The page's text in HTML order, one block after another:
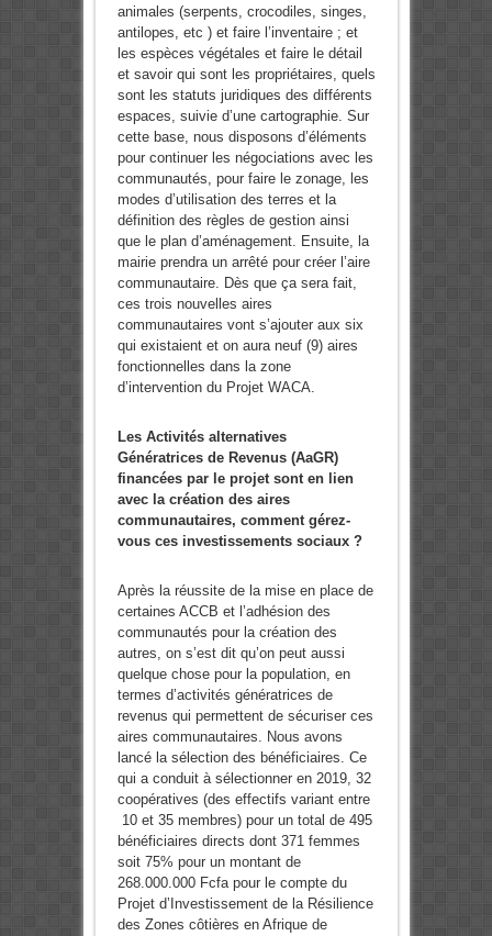
animales (serpents, crocodiles, singes,
antilopes, etc ) et faire l’inventaire ; et
les espèces végétales et faire le détail
et savoir qui sont les propriétaires, quels
sont les statuts juridiques des différents
espaces, suivie d’une cartographie. Sur
cette base, nous disposons d’éléments
pour continuer les négociations avec les
communautés, pour faire le zonage, les
modes d’utilisation des terres et la
définition des règles de gestion ainsi
que le plan d’aménagement. Ensuite, la
mairie prendra un arrêté pour créer l’aire
communautaire. Dès que ça sera fait,
ces trois nouvelles aires
communautaires vont s’ajouter aux six
qui existaient et on aura neuf (9) aires
fonctionnelles dans la zone
d’intervention du Projet WACA.
Les Activités alternatives
Génératrices de Revenus (AaGR)
financées par le projet sont en lien
avec la création des aires
communautaires, comment gérez-
vous ces investissements sociaux ?
Après la réussite de la mise en place de
certaines ACCB et l’adhésion des
communautés pour la création des
autres, on s’est dit qu’on peut aussi
quelque chose pour la population, en
termes d’activités génératrices de
revenus qui permettent de sécuriser ces
aires communautaires. Nous avons
lancé la sélection des bénéficiaires. Ce
qui a conduit à sélectionner en 2019, 32
coopératives (des effectifs variant entre
10 et 35 membres) pour un total de 495
bénéficiaires directs dont 371 femmes
soit 75% pour un montant de
268.000.000 Fcfa pour le compte du
Projet d’Investissement de la Résilience
des Zones côtières en Afrique de